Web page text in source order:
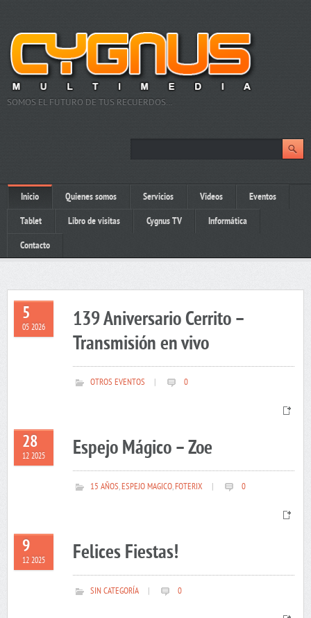
SOMOS EL FUTURO DE TUS RECUERDOS…
Inicio Quienes somos Servicios Videos Eventos
Tablet Libro de visitas Cygnus TV Informática
Contacto
5
05 2026
139 Aniversario Cerrito –
Transmisión en vivo
OTROS EVENTOS 0
28
12 2025 Espejo Mágico – Zoe
15 AÑOS,ESPEJO MAGICO,FOTERIX 0
9
12 2025 Felices Fiestas!
SIN CATEGORÍA 0